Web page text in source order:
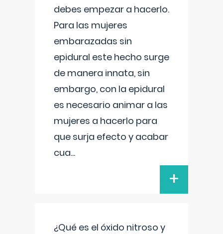
debes empezar a hacerlo.
Para las mujeres
embarazadas sin
epidural este hecho surge
de manera innata, sin
embargo, con la epidural
es necesario animar a las
mujeres a hacerlo para
que surja efecto y acabar
cua...
+
¿Qué es el óxido nitroso y